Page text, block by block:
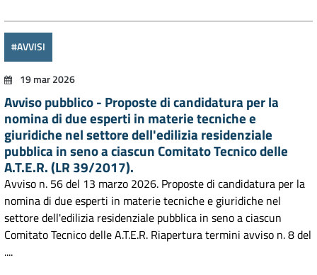
#AVVISI
19 mar 2026
Avviso pubblico - Proposte di candidatura per la
nomina di due esperti in materie tecniche e
giuridiche nel settore dell'edilizia residenziale
pubblica in seno a ciascun Comitato Tecnico delle
A.T.E.R. (LR 39/2017).
Avviso n. 56 del 13 marzo 2026. Proposte di candidatura per la
nomina di due esperti in materie tecniche e giuridiche nel
settore dell'edilizia residenziale pubblica in seno a ciascun
Comitato Tecnico delle A.T.E.R. Riapertura termini avviso n. 8 del
....